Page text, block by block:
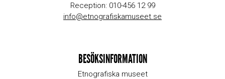
Reception: 010-456 12 99
info@etnografiskamuseet.se
BESÖKSINFORMATION
Etnografiska museet